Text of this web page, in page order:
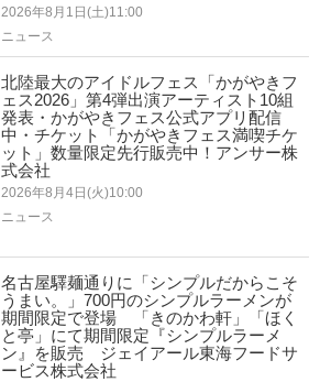
2026年8月1日(土)11:00
ニュース
北陸最大のアイドルフェス「かがやきフ
ェス2026」第4弾出演アーティスト10組
発表・かがやきフェス公式アプリ配信
中・チケット「かがやきフェス満喫チケ
ット」数量限定先行販売中！アンサー株
式会社
2026年8月4日(火)10:00
ニュース
名古屋驛麺通りに「シンプルだからこそ
うまい。」700円のシンプルラーメンが
期間限定で登場 「きのかわ軒」「ほく
と亭」にて期間限定『シンプルラーメ
ン』を販売 ジェイアール東海フードサ
ービス株式会社